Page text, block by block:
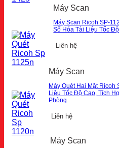
Máy Scan
Máy Scan Ricoh SP-
Số Hóa Tài Liệu Tốc
Liên hệ
Máy Scan
Máy Quét Hai Mặt Ricoh
Liệu Tốc Độ Cao, Tích
Phòng
Liên hệ
Máy Scan